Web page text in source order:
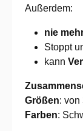
Außerdem:
nie
Stoppt
kann
Größen: von
Farben: